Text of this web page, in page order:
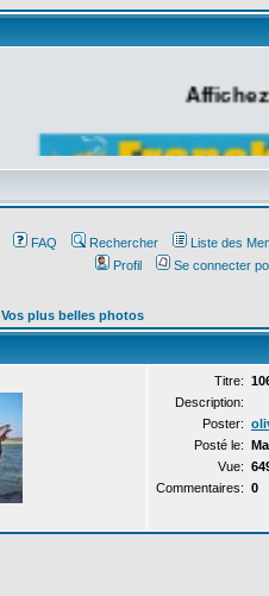
FAQ Rechercher
Liste des
Profil
Se connecter
Vos plus belles photos
Titre:
Description:
Poster:
Posté le:
Vue:
Commentaires: 0